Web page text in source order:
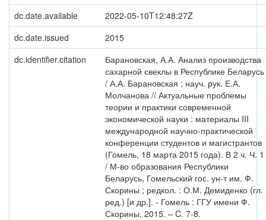
dc.date.available
2022-05-10T12:48:27Z
dc.date.issued
2015
dc.identifier.citation
Барановская, А.А. Анализ производства
сахарной свеклы в Республике Беларусь
/ А.А. Барановская ; науч. рук. Е.А.
Молчанова // Актуальные проблемы
теории и практики современной
экономической науки : материалы III
международной научно-практической
конференции студентов и магистрантов
(Гомель, 18 марта 2015 года). В 2 ч. Ч. 1
/ М-во образования Республики
Беларусь, Гомельский гос. ун-т им. Ф.
Скорины ; редкол. : О.М. Демиденко (гл.
ред.) [и др.]. - Гомель : ГГУ имени Ф.
Скорины, 2015. – C. 7-8.